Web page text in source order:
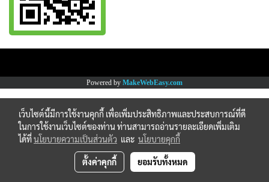
Powered by MakeWebEasy.com
เว็บไซต์นี้มีการใช้งานคุกกี้ เพื่อเพิ่มประสิทธิภาพและประสบการณ์ที่ดี
ในการใช้งานเว็บไซต์ของท่าน ท่านสามารถอ่านรายละเอียดเพิ่มเติม
ได้ที่นโยบายความเป็นส่วนตัว และ นโยบายคุกกี้
ตั้งค่าคุกกี้ ยอมรับทั้งหมด